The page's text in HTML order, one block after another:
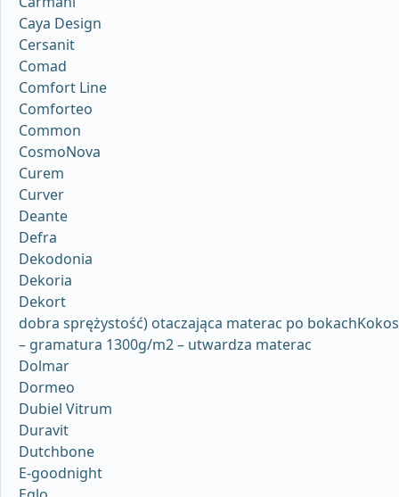
Caya Design
Cersanit
Comad
Comfort Line
Comforteo
Common
CosmoNova
Curem
Curver
Deante
Defra
Dekodonia
Dekoria
Dekort
dobra sprężystość) otaczająca materac po bokachKokos
– gramatura 1300g/m2 – utwardza materac
Dolmar
Dormeo
Dubiel Vitrum
Duravit
Dutchbone
E-goodnight